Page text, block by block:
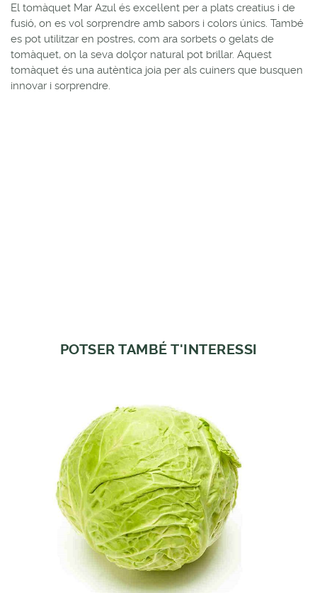
El tomàquet Mar Azul és excel·lent per a plats creatius i de
fusió, on es vol sorprendre amb sabors i colors únics. També
es pot utilitzar en postres, com ara sorbets o gelats de
tomàquet, on la seva dolçor natural pot brillar. Aquest
tomàquet és una autèntica joia per als cuiners que busquen
innovar i sorprendre.
POTSER TAMBÉ T'INTERESSI